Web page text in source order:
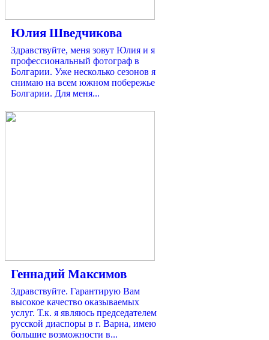
Юлия Шведчикова
Здравствуйте, меня зовут Юлия и я
профессиональный фотограф в
Болгарии. Уже несколько сезонов я
снимаю на всем южном побережье
Болгарии. Для меня...
Геннадий Максимов
Здравствуйте. Гарантирую Вам
высокое качество оказываемых
услуг. Т.к. я являюсь председателем
русской диаспоры в г. Варна, имею
большие возможности в...